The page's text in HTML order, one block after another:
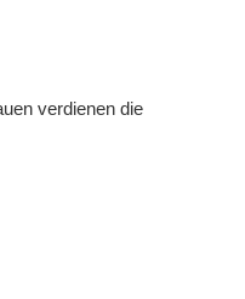
verdienen die